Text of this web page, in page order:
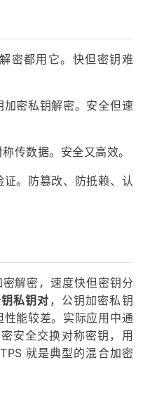
密都用它。快但密钥难
加密私钥解密。安全但速
传数据。安全又高效。
证。防篡改、防抵赖、认
密解密，速度快但密钥分
私钥对 ，公钥加密私钥
能较差。实际应用中通
安全交换对称密钥，用
就是典型的混合加密